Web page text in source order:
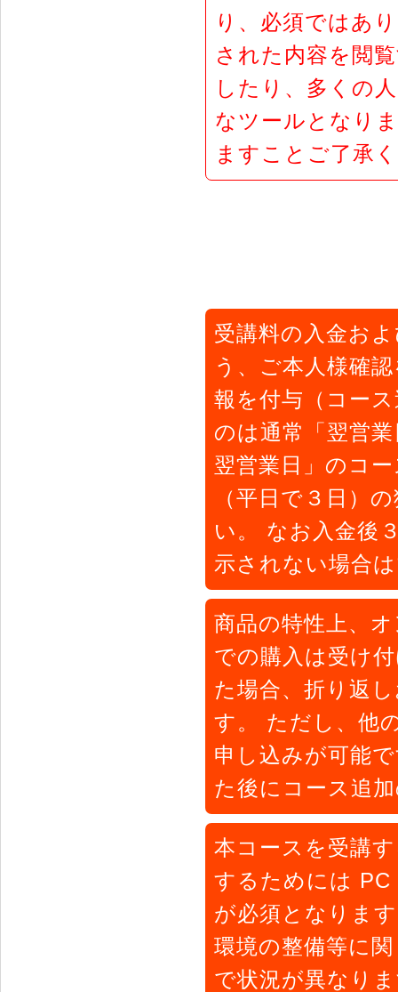
り、必須ではあ
された内容を閲
したり、多くの
なツールとなり
ますことご了承
受講料の入金お
う、ご本人様確
報を付与（コー
のは通常「翌営
翌営業日」のコ
（平日で３日）
い。 なお入金後
示されない場合
商品の特性上、
での購入は受け
た場合、折り返
す。 ただし、他
申し込みが可能
た後にコース追
本コースを受講
するためには PC
が必須となりま
環境の整備等に
で状況が異なり